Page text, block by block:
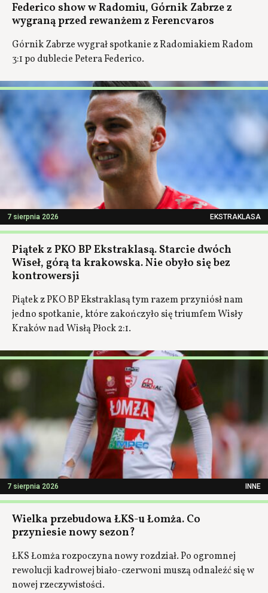
Federico show w Radomiu, Górnik Zabrze z
wygraną przed rewanżem z Ferencvaros
Górnik Zabrze wygrał spotkanie z Radomiakiem Radom
3:1 po dublecie Petera Federico.
7 sierpnia 2026 EKSTRAKLASA
Piątek z PKO BP Ekstraklasą. Starcie dwóch
Wiseł, górą ta krakowska. Nie obyło się bez
kontrowersji
Piątek z PKO BP Ekstraklasą tym razem przyniósł nam
jedno spotkanie, które zakończyło się triumfem Wisły
Kraków nad Wisłą Płock 2:1.
7 sierpnia 2026 INNE
Wielka przebudowa ŁKS-u Łomża. Co
przyniesie nowy sezon?
ŁKS Łomża rozpoczyna nowy rozdział. Po ogromnej
rewolucji kadrowej biało-czerwoni muszą odnaleźć się w
nowej rzeczywistości.